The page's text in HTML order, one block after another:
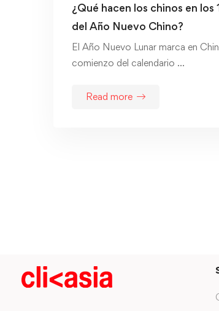
¿Qué hacen los chinos en los
del Año Nuevo Chino?
El Año Nuevo Lunar marca en
comienzo del calendario …
Read more